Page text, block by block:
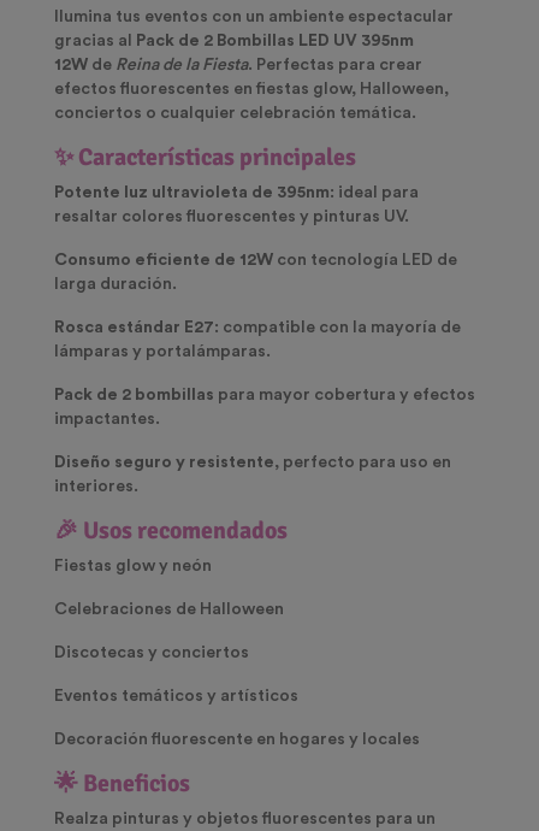
Ilumina tus eventos con un ambiente espectacular
gracias al
Pack de 2 Bombillas LED UV 395nm
12W de Reina de la Fiesta. Perfectas para crear
efectos fluorescentes en fiestas glow, Halloween,
conciertos o cualquier celebración temática.
✨ Características principales
Potente luz ultravioleta de 395nm: ideal para
resaltar colores fluorescentes y pinturas UV.
Consumo eficiente de 12W con tecnología LED de
larga duración.
Rosca estándar E27: compatible con la mayoría de
lámparas y portalámparas.
Pack de 2 bombillas para mayor cobertura y efectos
impactantes.
Diseño seguro y resistente, perfecto para uso en
interiores.
🎉 Usos recomendados
Fiestas glow y neón
Celebraciones de Halloween
Discotecas y conciertos
Eventos temáticos y artísticos
Decoración fluorescente en hogares y locales
🌟 Beneficios
Realza pinturas y objetos fluorescentes para un